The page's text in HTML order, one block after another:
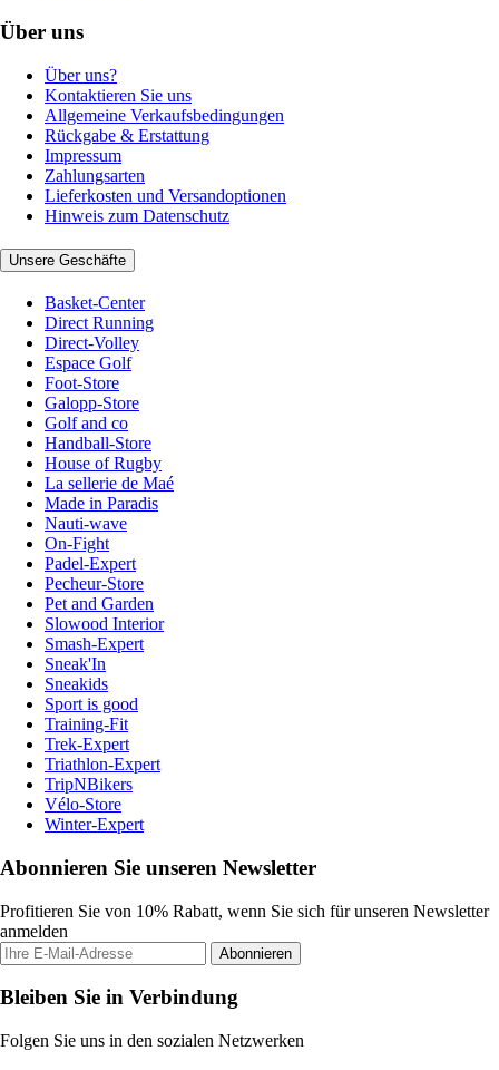
Über uns
Über uns?
Kontaktieren Sie uns
Allgemeine Verkaufsbedingungen
Rückgabe & Erstattung
Impressum
Zahlungsarten
Lieferkosten und Versandoptionen
Hinweis zum Datenschutz
Unsere Geschäfte
Basket-Center
Direct Running
Direct-Volley
Espace Golf
Foot-Store
Galopp-Store
Golf and co
Handball-Store
House of Rugby
La sellerie de Maé
Made in Paradis
Nauti-wave
On-Fight
Padel-Expert
Pecheur-Store
Pet and Garden
Slowood Interior
Smash-Expert
Sneak'In
Sneakids
Sport is good
Training-Fit
Trek-Expert
Triathlon-Expert
TripNBikers
Vélo-Store
Winter-Expert
Abonnieren Sie unseren Newsletter
Profitieren Sie von 10% Rabatt, wenn Sie sich für unseren Newsletter
anmelden
Abonnieren
Bleiben Sie in Verbindung
Folgen Sie uns in den sozialen Netzwerken